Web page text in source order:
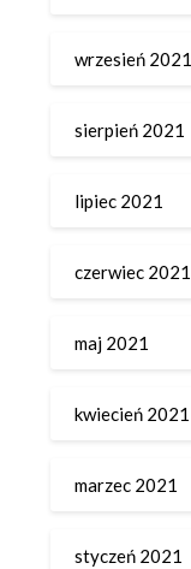
wrzesień 2021
sierpień 2021
lipiec 2021
czerwiec 2021
maj 2021
kwiecień 2021
marzec 2021
styczeń 2021